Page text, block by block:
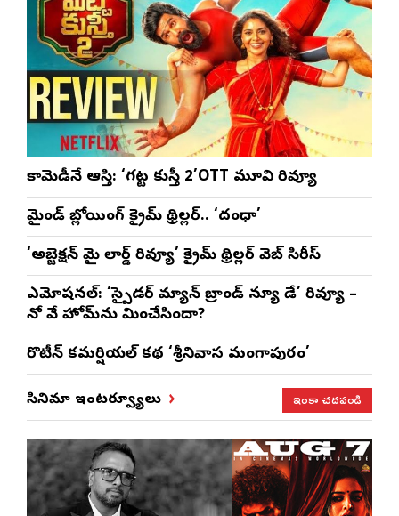
కామెడీనే ఆస్తి: ‘గట్ట కుస్తీ 2’OTT మూవి రివ్యూ
మైండ్ బ్లోయింగ్ క్రైమ్ థ్రిల్లర్.. ‘దంధా’
‘అబ్జెక్ష‌న్ మై లార్డ్ రివ్యూ’ క్రైమ్ థ్రిల్ల‌ర్ వెబ్ సిరీస్
ఎమోష‌న‌ల్‌: ‘స్పైడర్ మ్యాన్ బ్రాండ్ న్యూ డే’ రివ్యూ –
నో వే హోమ్‌ను మించేసిందా?
రొటీన్‌ కమర్షియల్‌ కథ ‘శ్రీనివాస మంగాపురం’
సినిమా ఇంటర్వ్యూలు ఇంకా చదవండి